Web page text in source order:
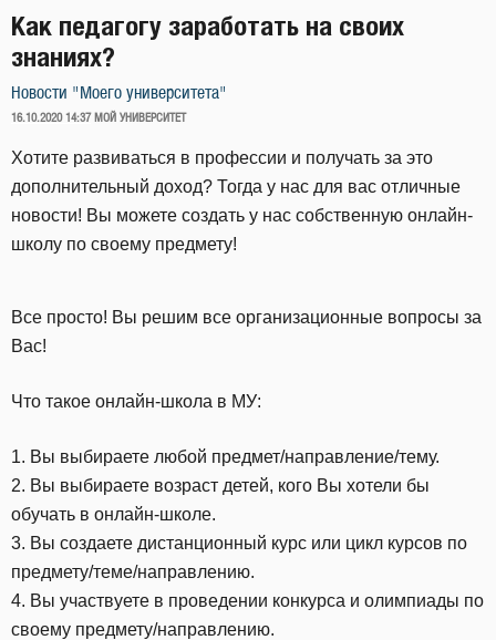
Как педагогу заработать на своих
знаниях?
Новости "Моего университета"
ОПУБЛИКОВАНО
16.10.2020 14:37 МОЙ УНИВЕРСИТЕТ
Хотите развиваться в профессии и получать за это
дополнительный доход? Тогда у нас для вас отличные
новости! Вы можете создать у нас собственную онлайн-
школу по своему предмету!
Все просто! Вы решим все организационные вопросы за
Вас!
Что такое онлайн-школа в МУ:
1. Вы выбираете любой предмет/направление/тему.
2. Вы выбираете возраст детей, кого Вы хотели бы
обучать в онлайн-школе.
3. Вы создаете дистанционный курс или цикл курсов по
предмету/теме/направлению.
4. Вы участвуете в проведении конкурса и олимпиады по
своему предмету/направлению.